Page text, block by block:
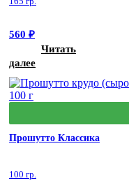
560 ₽
Читать
далее
Прошутто Классика
100 гр.